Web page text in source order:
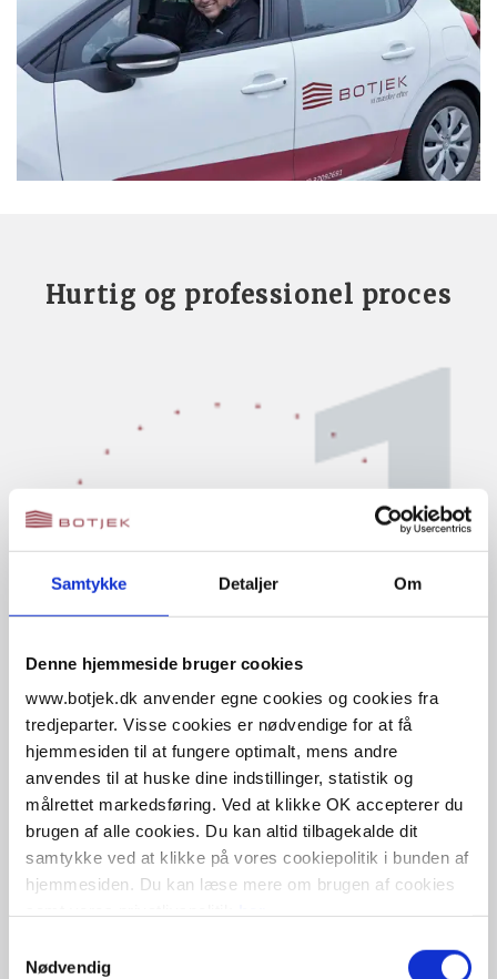
Samtykke Detaljer Om
Denne hjemmeside bruger cookies
www.botjek.dk anvender egne cookies og cookies fra
tredjeparter. Visse cookies er nødvendige for at få
hjemmesiden til at fungere optimalt, mens andre
anvendes til at huske dine indstillinger, statistik og
målrettet markedsføring. Ved at klikke OK accepterer du
brugen af alle cookies. Du kan altid tilbagekalde dit
samtykke ved at klikke på vores cookiepolitik i bunden af
hjemmesiden. Du kan læse mere om brugen af cookies
Nødvendig
Hurtig og professionel proces
Bestil online eller kontakt os
Udfyld vores kontaktformular, bestil online eller kontakt din
lokale afdeling.